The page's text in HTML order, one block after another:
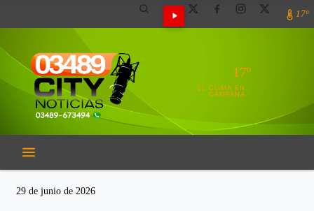
17º
17º
EL CLIMA EN
CAMPANA
29 de junio de 2026